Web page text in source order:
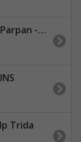
Trida